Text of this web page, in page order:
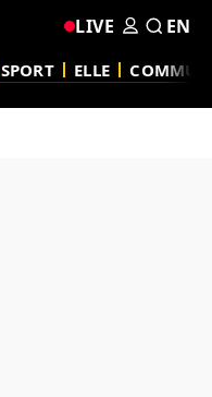
SPORT ELLE
LIVE EN